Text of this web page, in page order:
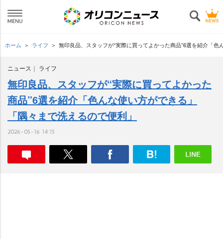
ホーム ライフ 無印良品、スタッフが“実際に買ってよかった商品”6選を紹介「
ニュース ライフ
無印良品、スタッフが“実際に買ってよかった
商品”6選を紹介「色んな使い方ができる」
「隅々まで洗えるので便利」
2026-05-16 14:15